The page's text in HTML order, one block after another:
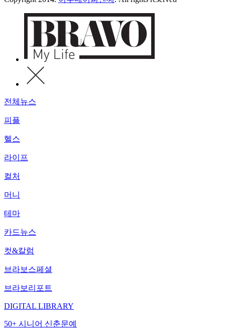
전체뉴스
피플
헬스
라이프
컬처
머니
테마
카드뉴스
컷&칼럼
브라보스페셜
브라보리포트
DIGITAL LIBRARY
50+ 시니어 신춘문예